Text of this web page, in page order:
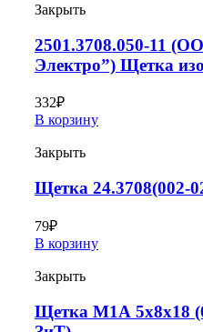
Закрыть
2501.3708.050-11
Электро”) Щетка
332₽
В корзину
Закрыть
Щетка 24.3708(002-
79₽
В корзину
Закрыть
Щетка М1А 5х8х18